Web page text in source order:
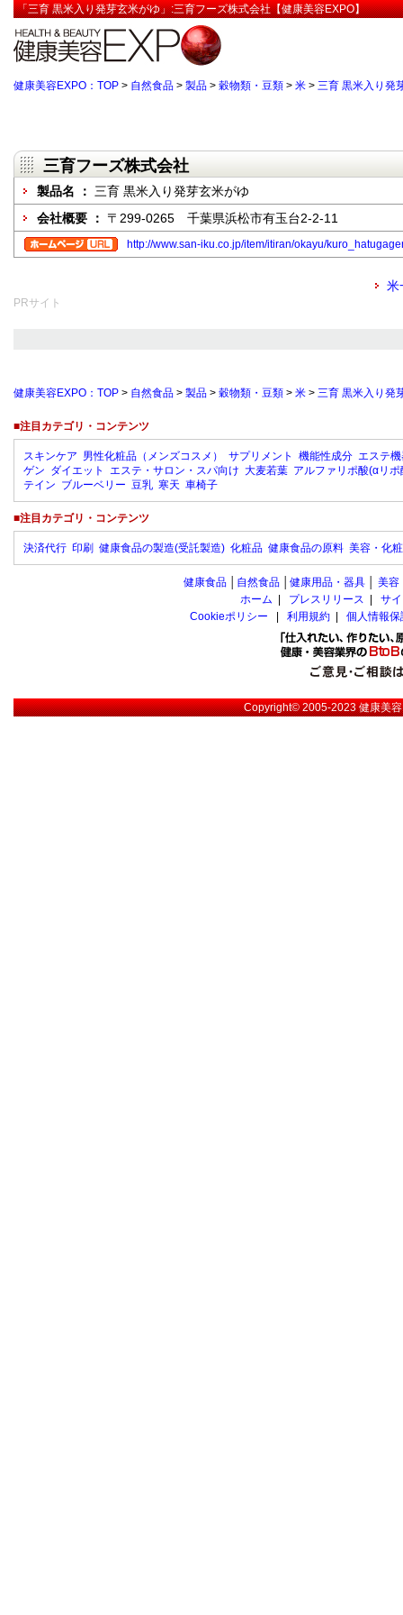
「三育 黒米入り発芽玄米がゆ」:三育フーズ株式会社【健康美容EXPO】
健康美容EXPO：TOP > 自然食品 > 製品 > 穀物類・豆類 > 米 > 三育 黒米入り発
三育フーズ株式会社
製品名 ： 三育 黒米入り発芽玄米がゆ
会社概要 ： 〒299-0265 千葉県浜松市有玉台2-2-11
http://www.san-iku.co.jp/item/itiran/okayu/
米
PRサイト
健康美容EXPO：TOP > 自然食品 > 製品 > 穀物類・豆類 > 米 > 三育 黒米入り発
■注目カテゴリ・コンテンツ
スキンケア 男性化粧品（メンズコスメ） サプリメント 機能性成分 エステ
ゲン ダイエット エステ・サロン・スパ向け 大麦若葉 アルファリポ酸(αリポ
テイン ブルーベリー 豆乳 寒天 車椅子
■注目カテゴリ・コンテンツ
決済代行 印刷 健康食品の製造(受託製造) 化粧品 健康食品の原料 美容・化
健康食品 自然食品 健康用品・器具 美容
ホーム
プレスリリース
サ
Cookieポリシー
利用規約 個人情報
Copyright© 2005-2023健康美